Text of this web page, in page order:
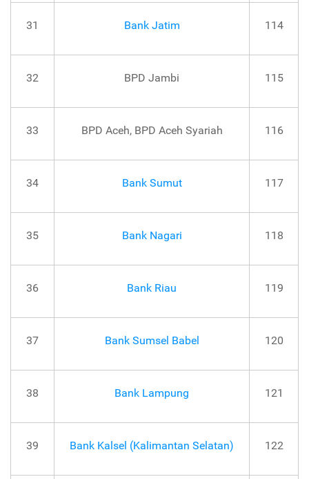
31 Bank Jatim 114
32 BPD Jambi 115
33 BPD Aceh, BPD Aceh Syariah 116
34 Bank Sumut 117
35 Bank Nagari 118
36 Bank Riau 119
37 Bank Sumsel Babel 120
38 Bank Lampung 121
39 Bank Kalsel (Kalimantan Selatan) 122